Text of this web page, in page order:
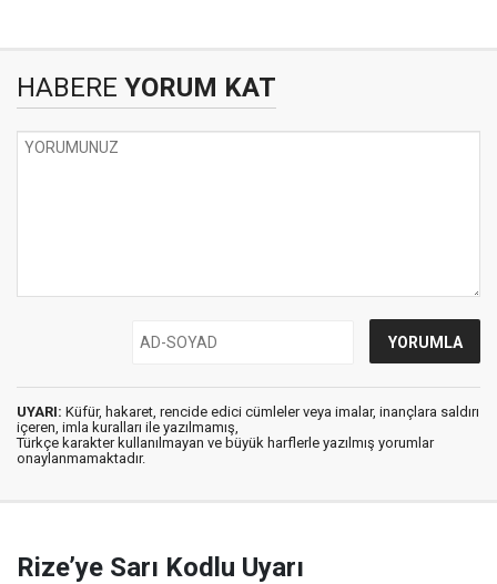
HABERE YORUM KAT
UYARI: Küfür, hakaret, rencide edici cümleler veya imalar, inançlara saldırı
içeren, imla kuralları ile yazılmamış,
Türkçe karakter kullanılmayan ve büyük harflerle yazılmış yorumlar
onaylanmamaktadır.
Rize’ye Sarı Kodlu Uyarı